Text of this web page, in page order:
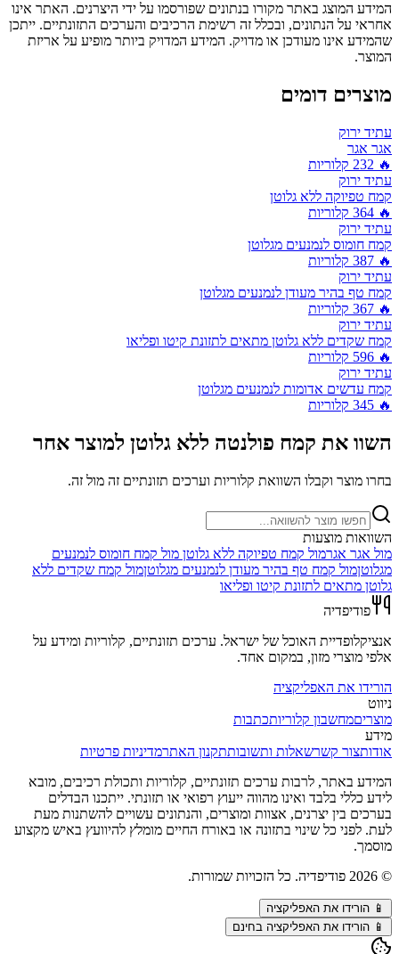
המידע המוצג באתר מקורו בנתונים שפורסמו על ידי היצרנים. האתר אינו
אחראי על הנתונים, ובכלל זה רשימת הרכיבים והערכים התזונתיים. ייתכן
שהמידע אינו מעודכן או מדויק. המידע המדויק ביותר מופיע על אריזת
המוצר.
מוצרים דומים
עתיד ירוק
אגר אגר
🔥
232 קלוריות
עתיד ירוק
קמח טפיוקה ללא גלוטן
🔥
364 קלוריות
עתיד ירוק
קמח חומוס לנמנעים מגלוטן
🔥
387 קלוריות
עתיד ירוק
קמח טף בהיר מעודן לנמנעים מגלוטן
🔥
367 קלוריות
עתיד ירוק
קמח שקדים ללא גלוטן מתאים לתזונת קיטו ופליאו
🔥
596 קלוריות
עתיד ירוק
קמח עדשים אדומות לנמנעים מגלוטן
🔥
345 קלוריות
השוו את קמח פולנטה ללא גלוטן למוצר אחר
בחרו מוצר וקבלו השוואת קלוריות וערכים תזונתיים זה מול זה.
השוואות מוצעות
מול אגר אגרמול קמח טפיוקה ללא גלוטן מול קמח חומוס לנמנעים
מגלוטןמול קמח טף בהיר מעודן לנמנעים מגלוטןמול קמח שקדים ללא
גלוטן מתאים לתזונת קיטו ופליאו
פודיפדיה
אנציקלופדיית האוכל של ישראל. ערכים תזונתיים, קלוריות ומידע על
אלפי מוצרי מזון, במקום אחד.
הורידו את האפליקציה
ניווט
מוצריםמחשבון קלוריותכתבות
מידע
אודותצור קשרשאלות ותשובותתקנון האתרמדיניות פרטיות
המידע באתר, לרבות ערכים תזונתיים, קלוריות ותכולת רכיבים, מובא
לידע כללי בלבד ואינו מהווה ייעוץ רפואי או תזונתי. ייתכנו הבדלים
בערכים בין יצרנים, אצוות ומוצרים, והנתונים עשויים להשתנות מעת
לעת. לפני כל שינוי בתזונה או באורח החיים מומלץ להיוועץ באיש מקצוע
מוסמך.
©
2026 פודיפדיה. כל הזכויות שמורות.
📱 הורידו את האפליקציה
📱 הורידו את האפליקציה בחינם